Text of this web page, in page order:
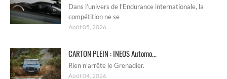
Dans l’univers de l’Endurance internationale, la
compétition ne se
Août 05, 2026
CARTON PLEIN : INEOS Automo...
Rien n’arrête le Grenadier.
Août 04, 2026